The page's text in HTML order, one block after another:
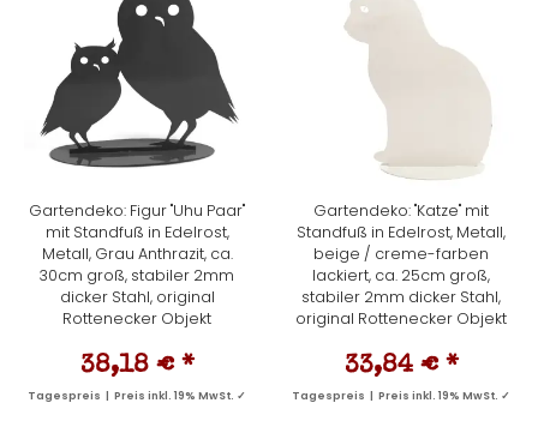
Gartendeko: Figur "Uhu Paar"
mit Standfuß in Edelrost,
Metall, Grau Anthrazit, ca.
30cm groß, stabiler 2mm
dicker Stahl, original
Rottenecker Objekt
38,18 € *
Tagespreis | Preis inkl. 19% MwSt. ✓
Gartendeko: "Katze" mit
Standfuß in Edelrost, Metall,
beige / creme-farben
lackiert, ca. 25cm groß,
stabiler 2mm dicker Stahl,
original Rottenecker Objekt
33,84 € *
Tagespreis | Preis inkl. 19% MwSt. ✓